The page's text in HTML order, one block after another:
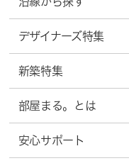
デザイナーズ特集
新築特集
部屋まる。とは
安心サポート